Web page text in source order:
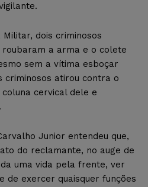
dois criminosos
a arma e o colete
sem a vítima esboçar
criminosos atirou contra o
cervical dele e
Junior entendeu que,
do reclamante, no auge de
uma vida pela frente, ver
de exercer quaisquer funções